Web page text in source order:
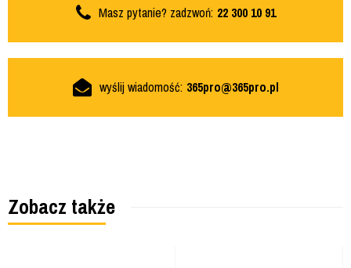
Masz pytanie? zadzwoń: 22 300 10 91
wyślij wiadomość: 365pro@365pro.pl
Zobacz także